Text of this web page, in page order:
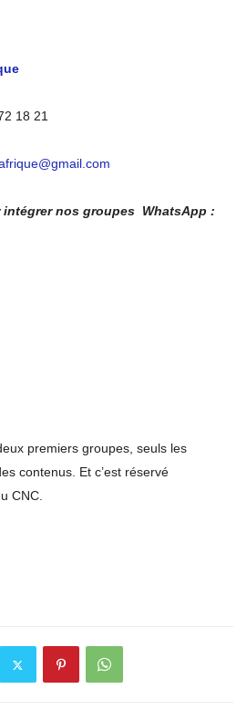
18 21
nos groupes WhatsApp :
premiers groupes, seuls les
contenus. Et c’est réservé
CNC.